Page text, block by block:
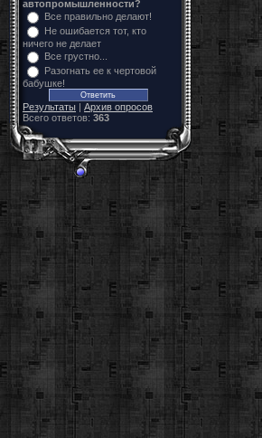
автопромышленности?
Все правильно делают!
Не ошибается тот, кто
ничего не делает
Все грустно...
Разогнать ее к чертовой
бабушке!
Результаты | Архив опросов
Всего ответов: 363